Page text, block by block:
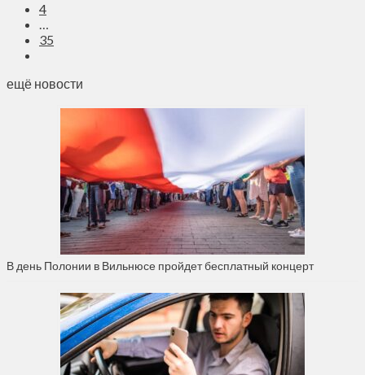
4
…
35
ещё новости
В день Полонии в Вильнюсе пройдет бесплатный концерт